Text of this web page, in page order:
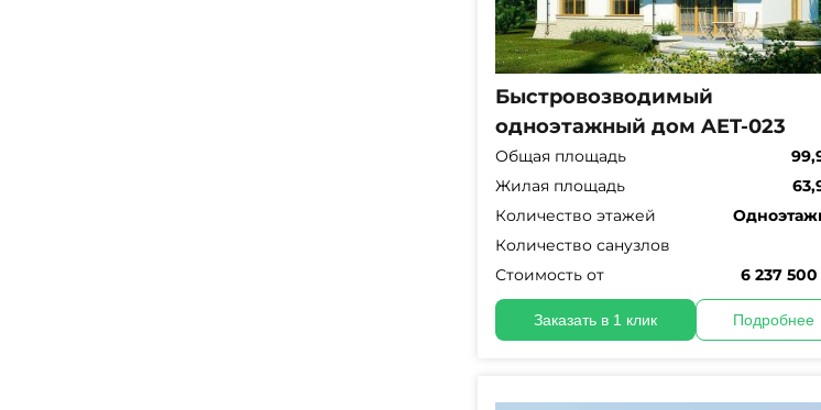
Быстровозводимый
одноэтажный дом AET-023
Общая площадь
Жилая площадь
Количество этажей
Количество санузлов
Стоимость от
6 237
Заказать в 1 клик Подробнее